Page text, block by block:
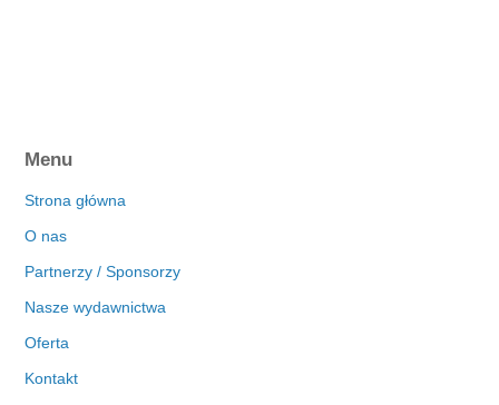
Menu
Strona główna
O nas
Partnerzy / Sponsorzy
Nasze wydawnictwa
Oferta
Kontakt